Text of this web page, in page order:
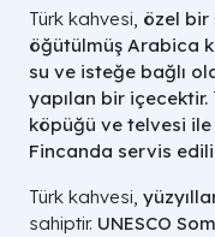
Türk kahvesi, özel bir
öğütülmüş Arabica
su ve isteğe bağlı
yapılan bir içecektir.
köpüğü ve telvesi ile
Fincanda servis
Türk kahvesi,
sahiptir. UNESCO